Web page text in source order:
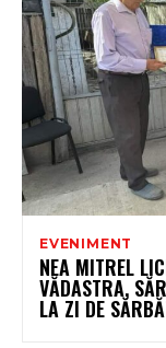
EVENIMENT
NEA MITREL
VĂDASTRA,
LA ZI DE